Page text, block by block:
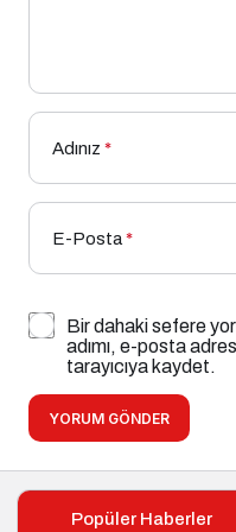
Adınız *
E-Posta*
Bir dahaki sefere
adımı, e-posta
tarayıcıya kaydet.
YORUM GÖNDER
Popüler Haberler